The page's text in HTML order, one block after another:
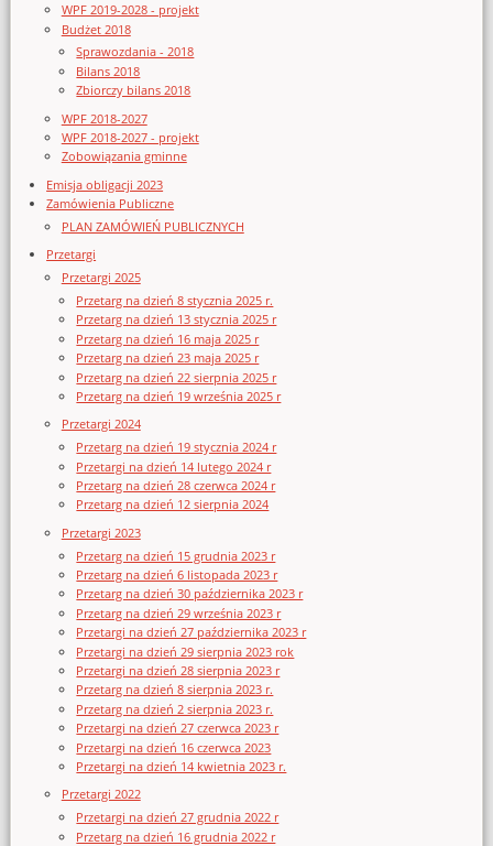
WPF 2019-2028 - projekt
Budżet 2018
Sprawozdania - 2018
Bilans 2018
Zbiorczy bilans 2018
WPF 2018-2027
WPF 2018-2027 - projekt
Zobowiązania gminne
Emisja obligacji 2023
Zamówienia Publiczne
PLAN ZAMÓWIEŃ PUBLICZNYCH
Przetargi
Przetargi 2025
Przetarg na dzień 8 stycznia 2025 r.
Przetarg na dzień 13 stycznia 2025 r
Przetarg na dzień 16 maja 2025 r
Przetarg na dzień 23 maja 2025 r
Przetarg na dzień 22 sierpnia 2025 r
Przetarg na dzień 19 września 2025 r
Przetargi 2024
Przetarg na dzień 19 stycznia 2024 r
Przetargi na dzień 14 lutego 2024 r
Przetarg na dzień 28 czerwca 2024 r
Przetarg na dzień 12 sierpnia 2024
Przetargi 2023
Przetarg na dzień 15 grudnia 2023 r
Przetarg na dzień 6 listopada 2023 r
Przetarg na dzień 30 października 2023 r
Przetarg na dzień 29 września 2023 r
Przetargi na dzień 27 października 2023 r
Przetargi na dzień 29 sierpnia 2023 rok
Przetargi na dzień 28 sierpnia 2023 r
Przetarg na dzień 8 sierpnia 2023 r.
Przetarg na dzień 2 sierpnia 2023 r.
Przetargi na dzień 27 czerwca 2023 r
Przetargi na dzień 16 czerwca 2023
Przetargi na dzień 14 kwietnia 2023 r.
Przetargi 2022
Przetargi na dzień 27 grudnia 2022 r
Przetarg na dzień 16 grudnia 2022 r